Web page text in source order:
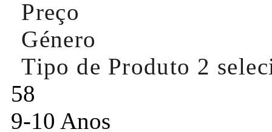
Preço
Género
Tipo de Produto 2
58
9-10 Anos